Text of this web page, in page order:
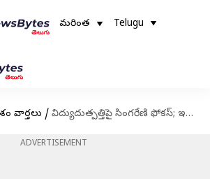
మరింత Telugu
వార్తలు / విద్యుదుత్పత్తిపై సింగరేణి ఫోకస్; ఇక లాభాలే లాభాలు!
ADVERTISEMENT